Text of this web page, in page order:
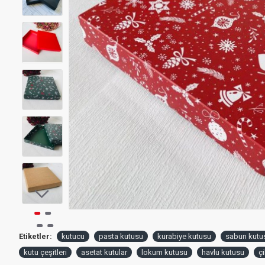
Etiketler: kutucu pasta kutusu kurabiye kutusu sabun
kutu çeşitleri
asetat kutular lokum kutusu havlu kutusu